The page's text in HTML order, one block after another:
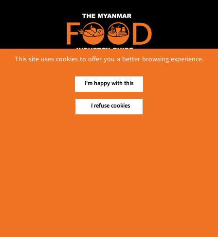
No. 614, First Floor ( Left )
MaharBandoola Road,
Latha Township, Yangon, Myanmar.
Tel :: 09 448001662
This site uses cookies to offer you a better browsing experience.
I'm happy with this
I refuse cookies